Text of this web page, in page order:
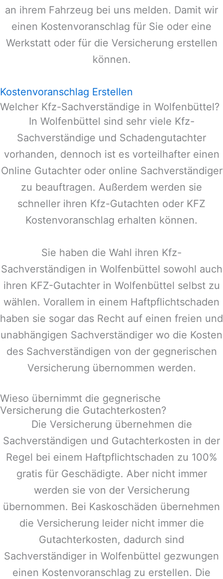
an ihrem Fahrzeug bei uns melden. Damit wir
einen Kostenvoranschlag für Sie oder eine
Werkstatt oder für die Versicherung erstellen
können.
Kostenvoranschlag Erstellen
Welcher Kfz-Sachverständige in Wolfenbüttel?
In Wolfenbüttel sind sehr viele Kfz-
Sachverständige und Schadengutachter
vorhanden, dennoch ist es vorteilhafter einen
Online Gutachter oder online Sachverständiger
zu beauftragen. Außerdem werden sie
schneller ihren Kfz-Gutachten oder KFZ
Kostenvoranschlag erhalten können.
Sie haben die Wahl ihren Kfz-
Sachverständigen in Wolfenbüttel sowohl auch
ihren KFZ-Gutachter in Wolfenbüttel selbst zu
wählen. Vorallem in einem Haftpflichtschaden
haben sie sogar das Recht auf einen freien und
unabhängigen Sachverständiger wo die Kosten
des Sachverständigen von der gegnerischen
Versicherung übernommen werden.
Wieso übernimmt die gegnerische
Versicherung die Gutachterkosten?
Die Versicherung übernehmen die
Sachverständigen und Gutachterkosten in der
Regel bei einem Haftpflichtschaden zu 100%
gratis für Geschädigte. Aber nicht immer
werden sie von der Versicherung
übernommen. Bei Kaskoschäden übernehmen
die Versicherung leider nicht immer die
Gutachterkosten, dadurch sind
Sachverständiger in Wolfenbüttel gezwungen
einen Kostenvoranschlag zu erstellen. Die